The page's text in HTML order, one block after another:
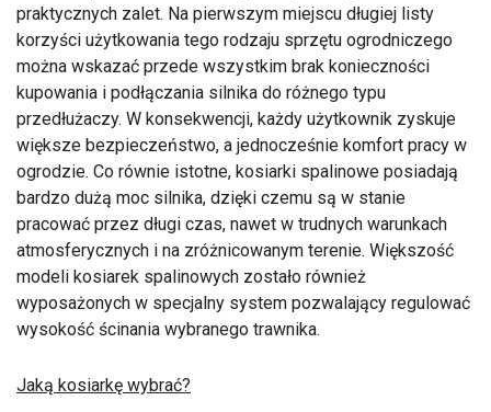
praktycznych zalet. Na pierwszym miejscu długiej listy
korzyści użytkowania tego rodzaju sprzętu ogrodniczego
można wskazać przede wszystkim brak konieczności
kupowania i podłączania silnika do różnego typu
przedłużaczy. W konsekwencji, każdy użytkownik zyskuje
większe bezpieczeństwo, a jednocześnie komfort pracy w
ogrodzie. Co równie istotne, kosiarki spalinowe posiadają
bardzo dużą moc silnika, dzięki czemu są w stanie
pracować przez długi czas, nawet w trudnych warunkach
atmosferycznych i na zróżnicowanym terenie. Większość
modeli kosiarek spalinowych zostało również
wyposażonych w specjalny system pozwalający regulować
wysokość ścinania wybranego trawnika.
Jaką kosiarkę wybrać?